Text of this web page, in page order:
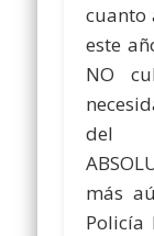
cuanto
este
NO
del
más
Policía